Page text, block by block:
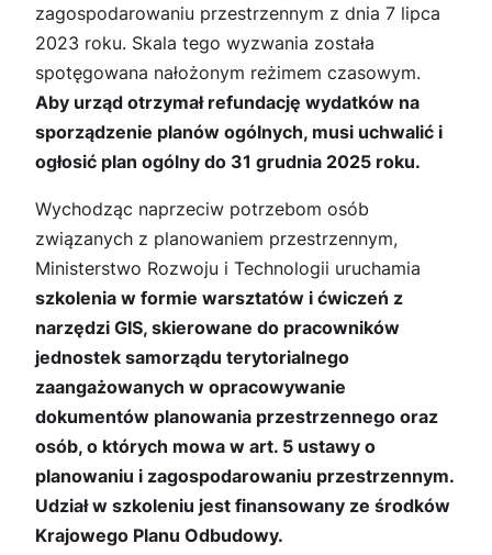
zagospodarowaniu przestrzennym z dnia 7 lipca
2023 roku. Skala tego wyzwania została
spotęgowana nałożonym reżimem czasowym.
Aby urząd otrzymał refundację wydatków na
sporządzenie planów ogólnych, musi uchwalić i
ogłosić plan ogólny do 31 grudnia 2025 roku.
Wychodząc naprzeciw potrzebom osób
związanych z planowaniem przestrzennym,
Ministerstwo Rozwoju i Technologii uruchamia
szkolenia w formie warsztatów i ćwiczeń z
narzędzi GIS, skierowane do pracowników
jednostek samorządu terytorialnego
zaangażowanych w opracowywanie
dokumentów planowania przestrzennego oraz
osób, o których mowa w art. 5 ustawy o
planowaniu i zagospodarowaniu przestrzennym.
Udział w szkoleniu jest finansowany ze środków
Krajowego Planu Odbudowy.